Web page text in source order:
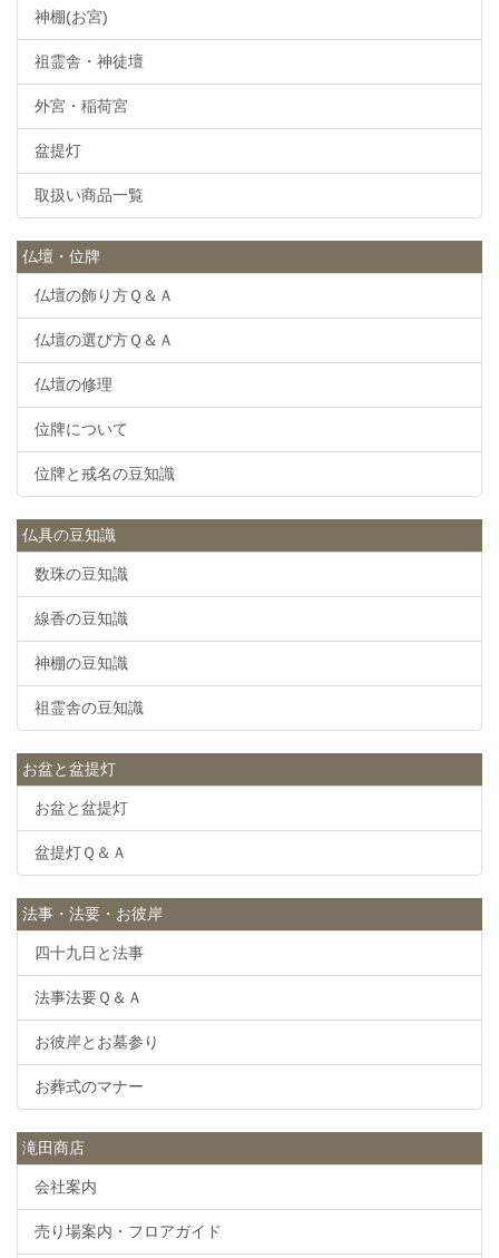
神棚(お宮)
祖霊舎・神徒壇
外宮・稲荷宮
盆提灯
取扱い商品一覧
仏壇・位牌
仏壇の飾り方Ｑ＆Ａ
仏壇の選び方Ｑ＆Ａ
仏壇の修理
位牌について
位牌と戒名の豆知識
仏具の豆知識
数珠の豆知識
線香の豆知識
神棚の豆知識
祖霊舎の豆知識
お盆と盆提灯
お盆と盆提灯
盆提灯Ｑ＆Ａ
法事・法要・お彼岸
四十九日と法事
法事法要Ｑ＆Ａ
お彼岸とお墓参り
お葬式のマナー
滝田商店
会社案内
売り場案内・フロアガイド